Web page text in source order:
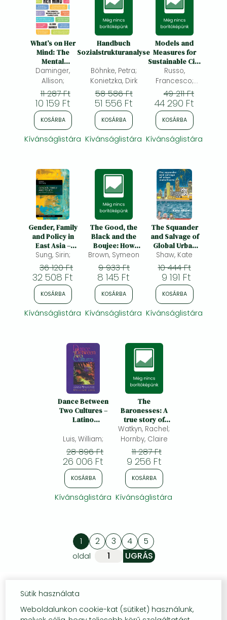
What’s on Her
Mind: The
Mental
Workload of
Family Life
Daminger,
Allison;
11 287 Ft
10 159 Ft
KOSÁRBA
Kívánságlistára
Handbuch
Sozialstrukturanalyse
Böhnke, Petra;
Konietzka, Dirk
58 586 Ft
51 556 Ft
KOSÁRBA
Kívánságlistára
Models and
Measures for
Sustainable City
Logistics:
Behavioral
Choice
Processes
Russo,
Francesco;
Comi, Antonio;
49 211 Ft
44 290 Ft
KOSÁRBA
Kívánságlistára
Gender, Family
and Policy in
East Asia –
Work–Family
Balance Issues
and Policies:
Work-Family
Balance Issues
and Policies
Sung, Sirin;
36 120 Ft
32 508 Ft
KOSÁRBA
Kívánságlistára
The Good, the
Black and the
Boujee: How
Black Britain
Became Middle
Class
Brown, Symeon
9 933 Ft
8 145 Ft
KOSÁRBA
Kívánságlistára
The Squander
and Salvage of
Global Urban
Waterfronts
Shaw, Kate
10 444 Ft
9 191 Ft
KOSÁRBA
Kívánságlistára
Dance Between
Two Cultures –
Latino
Literature
Written in the
United States:
Latino
Caribbean
Written in the
United States
Luis, William;
28 896 Ft
26 006 Ft
KOSÁRBA
Kívánságlistára
The
Baronesses: A
true story of
sisterhood,
survival and a
secret that
rewrote their
past
Watkyn, Rachel;
Hornby, Claire
11 287 Ft
9 256 Ft
KOSÁRBA
Kívánságlistára
1 2 3 4 5
oldal
Sütik használata
Weboldalunkon cookie-kat (sütiket) használunk,